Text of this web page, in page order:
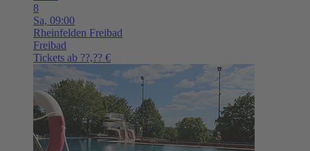
8
Sa, 09:00
Rheinfelden Freibad
Freibad
Tickets ab ??,?? €